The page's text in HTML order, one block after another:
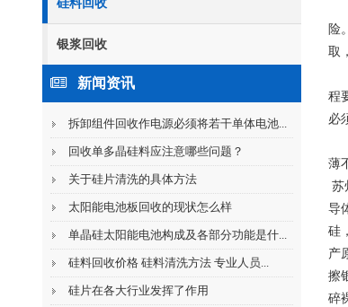
硅料回收
银浆回收
新闻资讯
拆卸组件回收作电源必须将若干单体电池...
回收单多晶硅料应注意哪些问题？
关于硅片清洗的具体方法
太阳能电池板回收的现状怎么样
单晶硅太阳能电池构成及各部分功能是什...
硅料回收价格 硅料清洗方法 专业人员...
硅片在各大行业发挥了作用
险
取
程
必
薄
苏
导
硅
产
擦
碎